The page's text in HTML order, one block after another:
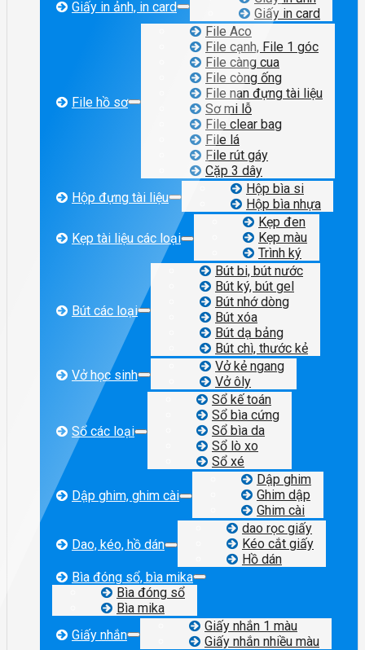
Giấy in ảnh, in card
Giấy in card
File hồ sơ
File Aco
File cạnh, File 1 góc
File càng cua
File còng ống
File nan đựng tài liệu
Sơ mi lỗ
File clear bag
File lá
File rút gáy
Cặp 3 dây
Hộp đựng tài liệu
Hộp bìa si
Hộp bìa nhựa
Kẹp tài liệu các loại
Kẹp đen
Kẹp màu
Trình ký
Bút các loại
Bút bi, bút nước
Bút ký, bút gel
Bút nhớ dòng
Bút xóa
Bút dạ bảng
Bút chì, thước kẻ
Vở học sinh
Vở kẻ ngang
Vở ôly
Sổ các loại
Sổ kế toán
Sổ bìa cứng
Sổ bìa da
Sổ lò xo
Sổ xé
Dập ghim, ghim cài
Dập ghim
Ghim dập
Ghim cài
Dao, kéo, hồ dán
dao rọc giấy
Kéo cắt giấy
Hồ dán
Bìa đóng sổ, bìa mika
Bìa đóng sổ
Bìa mika
Giấy nhắn
Giấy nhắn 1 màu
Giấy nhắn nhiều màu